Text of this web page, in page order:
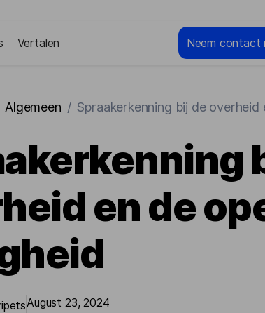
Vertalen Neem contact
Algemeen / Spraakerkenning bij de overheid
en de
August 23, 2024